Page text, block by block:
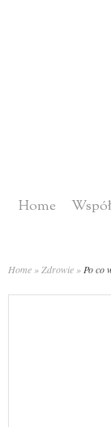
Home
Home » Zdrowie » Po co